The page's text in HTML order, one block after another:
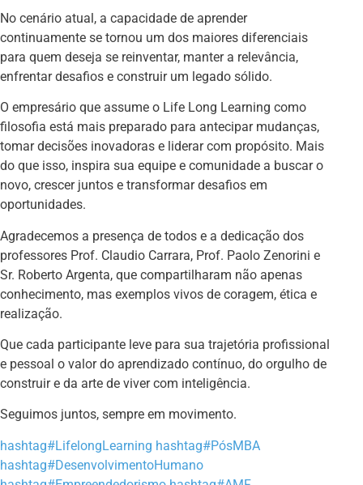
No cenário atual, a capacidade de aprender
continuamente se tornou um dos maiores diferenciais
para quem deseja se reinventar, manter a relevância,
enfrentar desafios e construir um legado sólido.
O empresário que assume o Life Long Learning como
filosofia está mais preparado para antecipar mudanças,
tomar decisões inovadoras e liderar com propósito. Mais
do que isso, inspira sua equipe e comunidade a buscar o
novo, crescer juntos e transformar desafios em
oportunidades.
Agradecemos a presença de todos e a dedicação dos
professores Prof. Claudio Carrara, Prof. Paolo Zenorini e
Sr. Roberto Argenta, que compartilharam não apenas
conhecimento, mas exemplos vivos de coragem, ética e
realização.
Que cada participante leve para sua trajetória profissional
e pessoal o valor do aprendizado contínuo, do orgulho de
construir e da arte de viver com inteligência.
Seguimos juntos, sempre em movimento.
hashtag#LifelongLearning hashtag#PósMBA
hashtag#DesenvolvimentoHumano